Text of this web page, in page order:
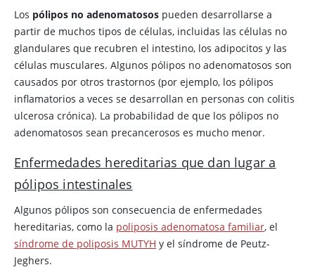
Los pólipos no adenomatosos pueden desarrollarse a
partir de muchos tipos de células, incluidas las células no
glandulares que recubren el intestino, los adipocitos y las
células musculares. Algunos pólipos no adenomatosos son
causados por otros trastornos (por ejemplo, los pólipos
inflamatorios a veces se desarrollan en personas con colitis
ulcerosa crónica). La probabilidad de que los pólipos no
adenomatosos sean precancerosos es mucho menor.
Enfermedades hereditarias que dan lugar a
pólipos intestinales
Algunos pólipos son consecuencia de enfermedades
hereditarias, como la poliposis adenomatosa familiar, el
síndrome de poliposis MUTYH y el síndrome de Peutz-
Jeghers.